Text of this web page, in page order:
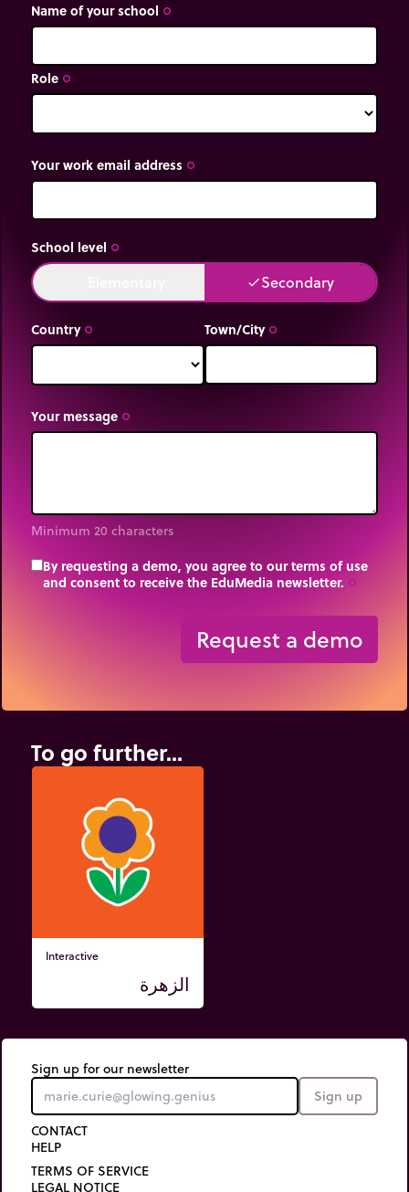
Name of your school trip_origin
Role trip_origin
Your work email address trip_origin
School level trip_origin
doneSecondary
Country trip_origin Town/City trip_origin
Your message trip_origin
Minimum 20 characters
By requesting a demo, you agree to our terms of use
and consent to receive the EduMedia newsletter.
Request a demo
To go further...
Interactive
الزهرة
Sign up for our newsletter
Sign up
CONTACT
HELP
TERMS OF SERVICE
LEGAL NOTICE